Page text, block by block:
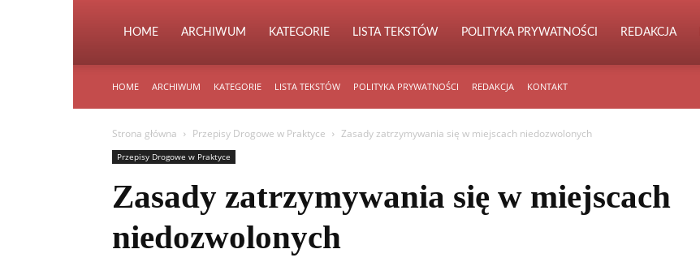
HOME ARCHIWUM KATEGORIE LISTA TEKSTÓW POLITYKA PRYWATNOŚCI REDAKCJA
HOME ARCHIWUM KATEGORIE LISTA TEKSTÓW POLITYKA PRYWATNOŚCI REDAKCJA KONTAKT
Strona główna Przepisy Drogowe w Praktyce Zasady zatrzymywania się w miejscach niedozwolonych
Przepisy Drogowe w Praktyce
Zasady zatrzymywania się w miejscach
niedozwolonych